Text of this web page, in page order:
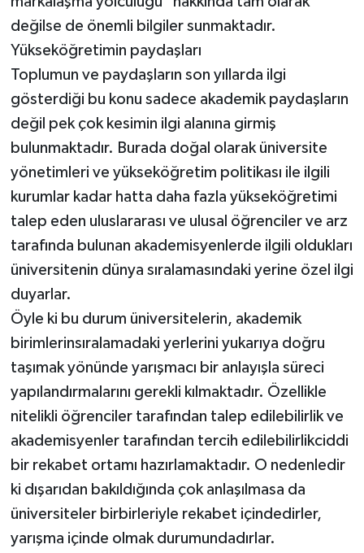
değilse de önemli bilgiler sunmaktadır.
Yükseköğretimin paydaşları
Toplumun ve paydaşların son yıllarda ilgi
gösterdiği bu konu sadece akademik paydaşların
değil pek çok kesimin ilgi alanına girmiş
bulunmaktadır. Burada doğal olarak üniversite
yönetimleri ve yükseköğretim politikası ile ilgili
kurumlar kadar hatta daha fazla yükseköğretimi
talep eden uluslararası ve ulusal öğrenciler ve arz
tarafında bulunan akademisyenlerde ilgili oldukları
üniversitenin dünya sıralamasındaki yerine özel ilgi
duyarlar.
Öyle ki bu durum üniversitelerin, akademik
birimlerinsıralamadaki yerlerini yukarıya doğru
taşımak yönünde yarışmacı bir anlayışla süreci
yapılandırmalarını gerekli kılmaktadır. Özellikle
nitelikli öğrenciler tarafından talep edilebilirlik ve
akademisyenler tarafından tercih edilebilirlikciddi
bir rekabet ortamı hazırlamaktadır. O nedenledir
ki dışarıdan bakıldığında çok anlaşılmasa da
üniversiteler birbirleriyle rekabet içindedirler,
yarışma içinde olmak durumundadırlar.